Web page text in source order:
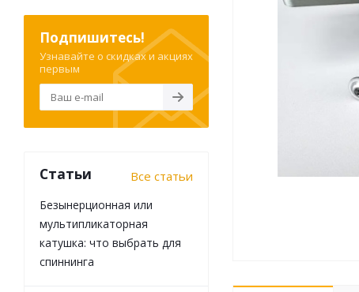
Подпишитесь!
Узнавайте о скидках и акциях
первым
Статьи Все статьи
Безынерционная или
мультипликаторная
катушка: что выбрать для
спиннинга